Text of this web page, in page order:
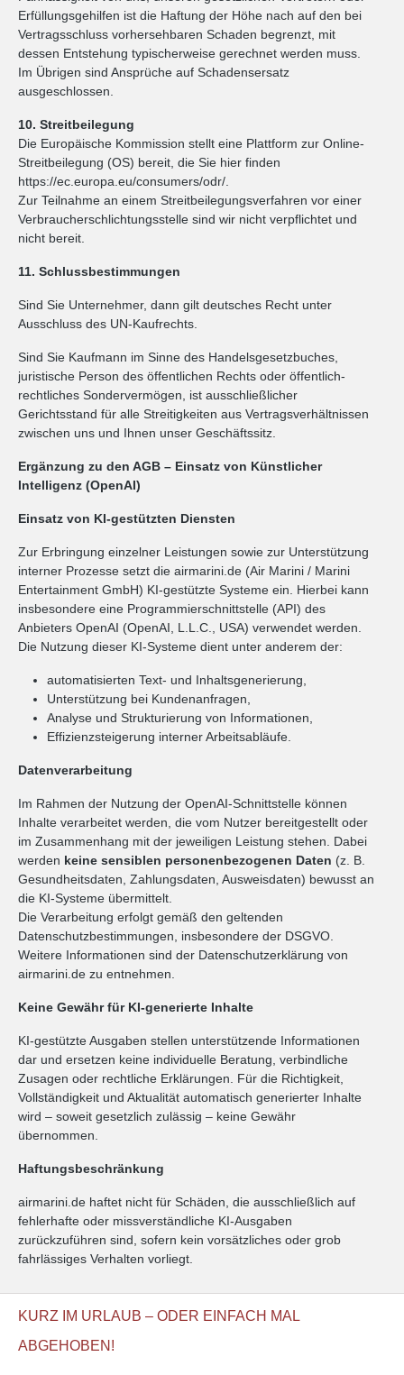
Erfüllungsgehilfen ist die Haftung der Höhe nach auf den bei
Vertragsschluss vorhersehbaren Schaden begrenzt, mit
dessen Entstehung typischerweise gerechnet werden muss.
Im Übrigen sind Ansprüche auf Schadensersatz
ausgeschlossen.
10. Streitbeilegung
Die Europäische Kommission stellt eine Plattform zur Online-
Streitbeilegung (OS) bereit, die Sie hier finden
https://ec.europa.eu/consumers/odr/.
Zur Teilnahme an einem Streitbeilegungsverfahren vor einer
Verbraucherschlichtungsstelle sind wir nicht verpflichtet und
nicht bereit.
11. Schlussbestimmungen
Sind Sie Unternehmer, dann gilt deutsches Recht unter
Ausschluss des UN-Kaufrechts.
Sind Sie Kaufmann im Sinne des Handelsgesetzbuches,
juristische Person des öffentlichen Rechts oder öffentlich-
rechtliches Sondervermögen, ist ausschließlicher
Gerichtsstand für alle Streitigkeiten aus Vertragsverhältnissen
zwischen uns und Ihnen unser Geschäftssitz.
Ergänzung zu den AGB – Einsatz von Künstlicher
Intelligenz (OpenAI)
Einsatz von KI-gestützten Diensten
Zur Erbringung einzelner Leistungen sowie zur Unterstützung
interner Prozesse setzt die airmarini.de (Air Marini / Marini
Entertainment GmbH) KI-gestützte Systeme ein. Hierbei kann
insbesondere eine Programmierschnittstelle (API) des
Anbieters OpenAI (OpenAI, L.L.C., USA) verwendet werden.
Die Nutzung dieser KI-Systeme dient unter anderem der:
automatisierten Text- und Inhaltsgenerierung,
Unterstützung bei Kundenanfragen,
Analyse und Strukturierung von Informationen,
Effizienzsteigerung interner Arbeitsabläufe.
Datenverarbeitung
Im Rahmen der Nutzung der OpenAI-Schnittstelle können
Inhalte verarbeitet werden, die vom Nutzer bereitgestellt oder
im Zusammenhang mit der jeweiligen Leistung stehen. Dabei
werden keine sensiblen personenbezogenen Daten (z. B.
Gesundheitsdaten, Zahlungsdaten, Ausweisdaten) bewusst an
die KI-Systeme übermittelt.
Die Verarbeitung erfolgt gemäß den geltenden
Datenschutzbestimmungen, insbesondere der DSGVO.
Weitere Informationen sind der Datenschutzerklärung von
airmarini.de zu entnehmen.
Keine Gewähr für KI-generierte Inhalte
KI-gestützte Ausgaben stellen unterstützende Informationen
dar und ersetzen keine individuelle Beratung, verbindliche
Zusagen oder rechtliche Erklärungen. Für die Richtigkeit,
Vollständigkeit und Aktualität automatisch generierter Inhalte
wird – soweit gesetzlich zulässig – keine Gewähr
übernommen.
Haftungsbeschränkung
airmarini.de haftet nicht für Schäden, die ausschließlich auf
fehlerhafte oder missverständliche KI-Ausgaben
zurückzuführen sind, sofern kein vorsätzliches oder grob
fahrlässiges Verhalten vorliegt.
KURZ IM URLAUB – ODER EINFACH MAL
ABGEHOBEN!